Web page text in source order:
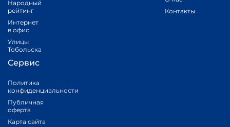
Народный
рейтинг
Интернет
в офис
Улицы
Тобольска
Контакты
Сервис
Политика
конфиденциальности
Публичная
оферта
Карта сайта